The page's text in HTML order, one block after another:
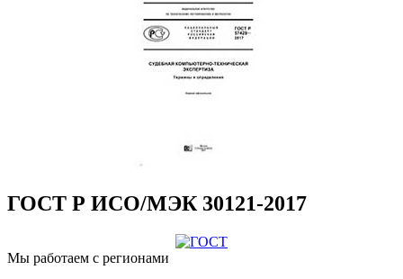
ГОСТ Р ИСО/МЭК 30121-2017
Мы работаем с регионами